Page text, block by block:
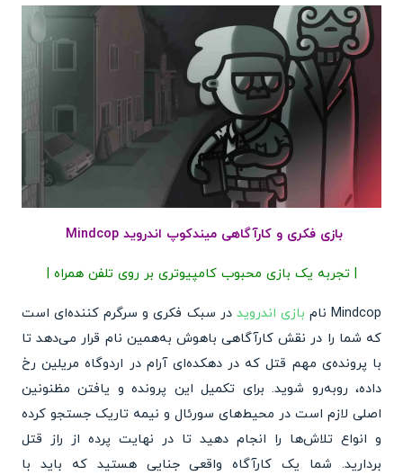
بازی فکری و کارآگاهی میندکوپ اندروید Mindcop
| تجربه یک بازی محبوب کامپیوتری بر روی تلفن همراه |
Mindcop نام بازی اندروید در سبک فکری و سرگرم کننده‌ای است
که شما را در نقش کارآگاهی باهوش به‌همین نام قرار می‌دهد تا
با پرونده‌ی مهم قتل که در دهکده‌‎ای آرام در اردوگاه مریلین رخ
داده، روبه‌رو شوید. برای تکمیل این پرونده و یافتن مظنونین
اصلی لازم است در محیط‌های سورئال و نیمه تاریک جستجو کرده
و انواع تلاش‌ها را انجام دهید تا در نهایت پرده از راز قتل
بردارید. شما یک کارآگاه واقعی جنایی هستید که باید با